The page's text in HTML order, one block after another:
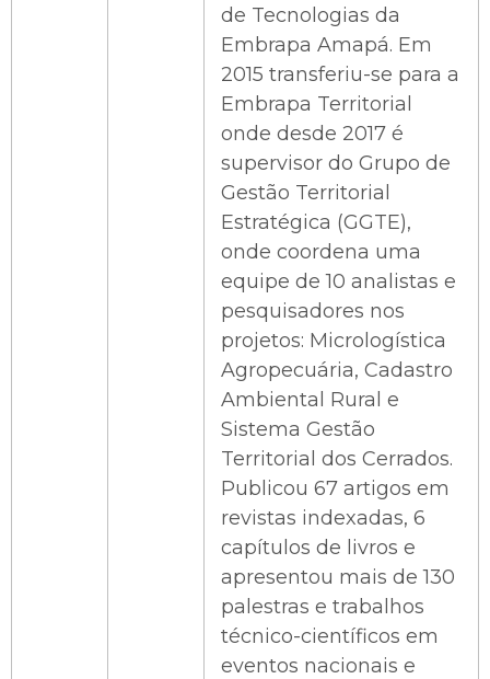
de Tecnologias da
Embrapa Amapá. Em
2015 transferiu-se para a
Embrapa Territorial
onde desde 2017 é
supervisor do Grupo de
Gestão Territorial
Estratégica (GGTE),
onde coordena uma
equipe de 10 analistas e
pesquisadores nos
projetos: Micrologística
Agropecuária, Cadastro
Ambiental Rural e
Sistema Gestão
Territorial dos Cerrados.
Publicou 67 artigos em
revistas indexadas, 6
capítulos de livros e
apresentou mais de 130
palestras e trabalhos
técnico-científicos em
eventos nacionais e